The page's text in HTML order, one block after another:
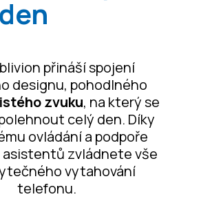
přináší spojení
designu, pohodlného
zvuku, na který se
celý den. Díky
ovládání a podpoře
asistentů zvládnete vše
vytahování
telefonu.